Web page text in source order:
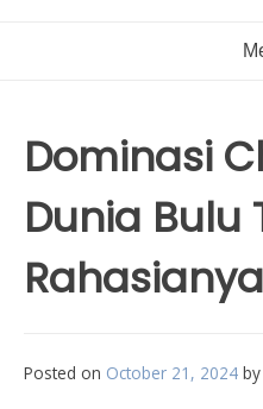
Dominasi
Dunia Bulu
Posted on October 21, 2024 by